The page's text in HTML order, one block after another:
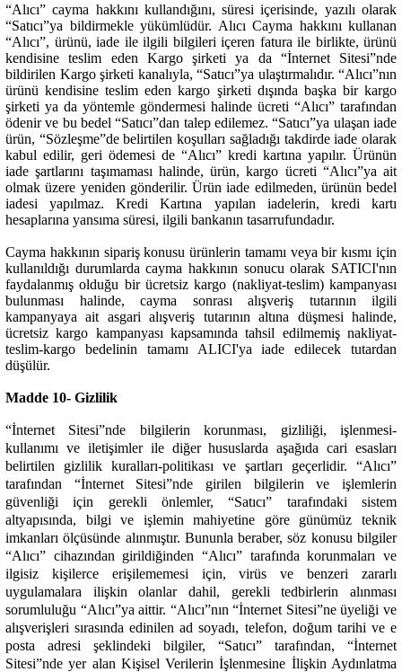
“Alıcı” cayma hakkını kullandığını, süresi içerisinde, yazılı olarak
“Satıcı”ya bildirmekle yükümlüdür. Alıcı Cayma hakkını kullanan
“Alıcı”, ürünü, iade ile ilgili bilgileri içeren fatura ile birlikte, ürünü
kendisine teslim eden Kargo şirketi ya da “İnternet Sitesi”nde
bildirilen Kargo şirketi kanalıyla, “Satıcı”ya ulaştırmalıdır. “Alıcı”nın
ürünü kendisine teslim eden kargo şirketi dışında başka bir kargo
şirketi ya da yöntemle göndermesi halinde ücreti “Alıcı” tarafından
ödenir ve bu bedel “Satıcı”dan talep edilemez. “Satıcı”ya ulaşan iade
ürün, “Sözleşme”de belirtilen koşulları sağladığı takdirde iade olarak
kabul edilir, geri ödemesi de “Alıcı” kredi kartına yapılır. Ürünün
iade şartlarını taşımaması halinde, ürün, kargo ücreti “Alıcı”ya ait
olmak üzere yeniden gönderilir. Ürün iade edilmeden, ürünün bedel
iadesi yapılmaz. Kredi Kartına yapılan iadelerin, kredi kartı
hesaplarına yansıma süresi, ilgili bankanın tasarrufundadır.
Cayma hakkının sipariş konusu ürünlerin tamamı veya bir kısmı için
kullanıldığı durumlarda cayma hakkının sonucu olarak SATICI'nın
faydalanmış olduğu bir ücretsiz kargo (nakliyat-teslim) kampanyası
bulunması halinde, cayma sonrası alışveriş tutarının ilgili
kampanyaya ait asgari alışveriş tutarının altına düşmesi halinde,
ücretsiz kargo kampanyası kapsamında tahsil edilmemiş nakliyat-
teslim-kargo bedelinin tamamı ALICI'ya iade edilecek tutardan
düşülür.
Madde 10- Gizlilik
“İnternet Sitesi”nde bilgilerin korunması, gizliliği, işlenmesi-
kullanımı ve iletişimler ile diğer hususlarda aşağıda cari esasları
belirtilen gizlilik kuralları-politikası ve şartları geçerlidir. “Alıcı”
tarafından “İnternet Sitesi”nde girilen bilgilerin ve işlemlerin
güvenliği için gerekli önlemler, “Satıcı” tarafındaki sistem
altyapısında, bilgi ve işlemin mahiyetine göre günümüz teknik
imkanları ölçüsünde alınmıştır. Bununla beraber, söz konusu bilgiler
“Alıcı” cihazından girildiğinden “Alıcı” tarafında korunmaları ve
ilgisiz kişilerce erişilememesi için, virüs ve benzeri zararlı
uygulamalara ilişkin olanlar dahil, gerekli tedbirlerin alınması
sorumluluğu “Alıcı”ya aittir. “Alıcı”nın “İnternet Sitesi”ne üyeliği ve
alışverişleri sırasında edinilen ad soyadı, telefon, doğum tarihi ve e
posta adresi şeklindeki bilgiler, “Satıcı” tarafından, “İnternet
Sitesi”nde yer alan Kişisel Verilerin İşlenmesine İlişkin Aydınlatma